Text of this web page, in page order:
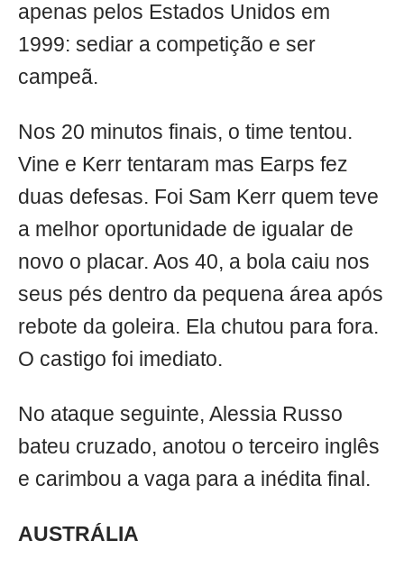
apenas pelos Estados Unidos em
1999: sediar a competição e ser
campeã.
Nos 20 minutos finais, o time tentou.
Vine e Kerr tentaram mas Earps fez
duas defesas. Foi Sam Kerr quem teve
a melhor oportunidade de igualar de
novo o placar. Aos 40, a bola caiu nos
seus pés dentro da pequena área após
rebote da goleira. Ela chutou para fora.
O castigo foi imediato.
No ataque seguinte, Alessia Russo
bateu cruzado, anotou o terceiro inglês
e carimbou a vaga para a inédita final.
AUSTRÁLIA